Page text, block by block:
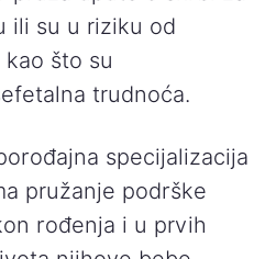
ili su u riziku od
što su
trudnoća.
specijalizacija
pružanje podrške
rođenja i u prvih